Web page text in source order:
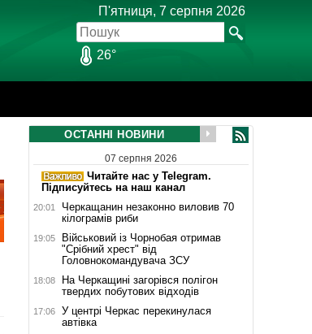
П'ятниця, 7 серпня 2026
26°
ОСТАННІ НОВИНИ
07 серпня 2026
Читайте нас у Telegram.
Підписуйтесь на наш канал
20:01
Черкащанин незаконно виловив 70
кілограмів риби
19:05
Військовий із Чорнобая отримав
"Срібний хрест" від
Головнокомандувача ЗСУ
18:08
На Черкащині загорівся полігон
твердих побутових відходів
17:06
У центрі Черкас перекинулася
автівка